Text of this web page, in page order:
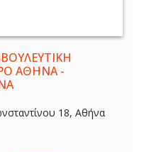
ΑΘΗΝΑ -
18, Αθήνα